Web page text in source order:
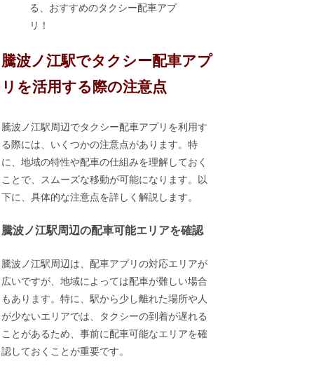
る、おすすめのタクシー配車アプ
リ！
騰波ノ江駅でタクシー配車アプ
リを活用する際の注意点
騰波ノ江駅周辺でタクシー配車アプリを利用す
る際には、いくつかの注意点があります。特
に、地域の特性や配車の仕組みを理解しておく
ことで、スムーズな移動が可能になります。以
下に、具体的な注意点を詳しく解説します。
騰波ノ江駅周辺の配車可能エリアを確認
騰波ノ江駅周辺は、配車アプリの対応エリアが
広いですが、地域によっては配車が難しい場合
もあります。特に、駅から少し離れた場所や人
が少ないエリアでは、タクシーの到着が遅れる
ことがあるため、事前に配車可能なエリアを確
認しておくことが重要です。